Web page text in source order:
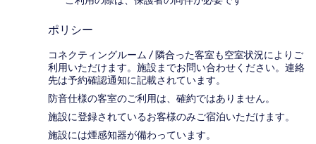
ポリシー
コネクティングルーム / 隣合った客室も空室状況によりご
利用いただけます。施設までお問い合わせください。連絡
先は予約確認通知に記載されています。
防音仕様の客室のご利用は、確約ではありません。
施設に登録されているお客様のみご宿泊いただけます。
施設には煙感知器が備わっています。